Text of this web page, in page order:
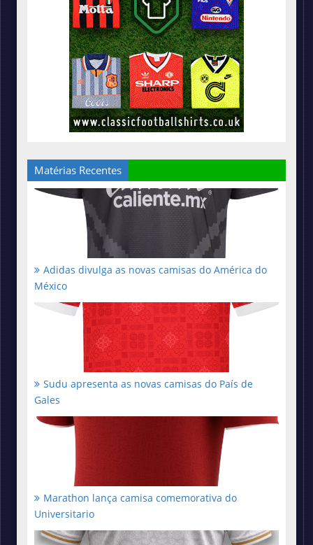
Matérias Recentes
Adidas divulga as novas camisas do América do
México
Sudu apresenta as novas camisas do País de
Gales
Marathon lança camisa comemorativa do
Universitario